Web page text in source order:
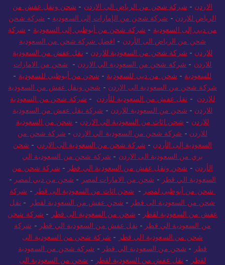
الاردن - شركة شحن من الرياض الي الاردن - شحن ونقل عفش من
الرياض للاردن - شركة شحن من الإمارات إلى السعودية - شركة شحن
من دبي إلى السعودية - شركة شحن من أبوظبي إلى السعودية - شركة
شحن من الرياض الى الأردن - افضل شركة شحن من السعودية
للاردن - شركة شحن من السعودية للاردن - نقل عفش من السعودية
للاردن - شركة شحن من السعودية الي الاردن - شحن من الامارات
للسعودية - شحن من دبي للسعودية - شحن من أبوظبي للسعودية -
شركة شحن من السعودية الى الاردن - شحن ونقل عفش من السعودية
للاردن - نقل عفش من السعودية للأردن - شركة شحن من السعودية
للاردن - شحن من السعودية للاردن - شركة نقل عفش من السعودية
للاردن - شحن اثاث من السعودية الي الاردن - شحن من السعودية
للاردن - شركة شحن من السعودية الي الاردن - شركة شحن من
السعودية إلى الأردن - شركة شحن من السعودية الى الاردن - شحن
بري من السعودية الى الاردن - شركة شحن من السعودية الي
الأردن - شحن ونقل عفش من السعودية الي قطر - شركة شحن من
السعودية الي قطر - شحن من الامارات لمصر - شحن من دبي لمصر -
شحن من أبوظبي لمصر - شحن اثاث من السعودية الى قطر - شركة
شحن من السعودية الى قطر - شحن عفش من السعودية لقطر - نقل
عفش من السعودية لقطر - شحن من السعودية الى قطر - شركة شحن
من السعودية الي قطر - نقل عفش من السعودية الي قطر - شركة
شحن من السعودية الي قطر - شركة شحن من السعودية الى
قطر - شحن من السعودية الي قطر - شركة شحن من السعودية
لقطر - نقل عفش من السعودية لقطر - شحن من السعودية الى